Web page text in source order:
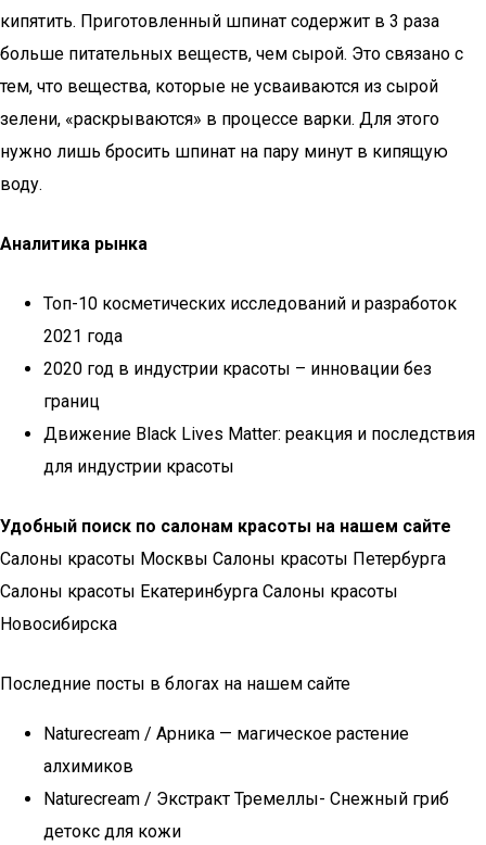
кипятить. Приготовленный шпинат содержит в 3 раза
больше питательных веществ, чем сырой. Это связано с
тем, что вещества, которые не усваиваются из сырой
зелени, «раскрываются» в процессе варки. Для этого
нужно лишь бросить шпинат на пару минут в кипящую
воду.
Аналитика рынка
Топ-10 косметических исследований и разработок
2021 года
2020 год в индустрии красоты – инновации без
границ
Движение Black Lives Matter: реакция и последствия
для индустрии красоты
Удобный поиск по салонам красоты на нашем сайте
Салоны красоты Москвы Салоны красоты Петербурга
Салоны красоты Екатеринбурга Салоны красоты
Новосибирска
Последние посты в блогах на нашем сайте
Naturecream / Арника — магическое растение
алхимиков
Naturecream / Экстракт Тремеллы- Снежный гриб
детокс для кожи